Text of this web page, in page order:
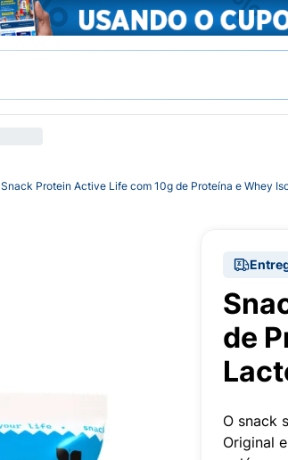
Snack Protein Active Life com 10g de Proteína e Whey
de
O snack
Original